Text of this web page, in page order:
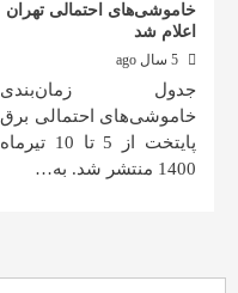
خاموشی‌های احتمالی تهران
اعلام شد
جدول زمان‌بندی
خاموشی‌های احتمالی برق
پایتخت از 5 تا 10 تیرماه
1400 منتشر شد. به…
جستجو